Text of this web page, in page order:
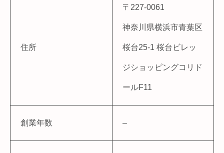
住所
〒227-0061
神奈川県横浜市青葉区
桜台25-1 桜台ビレッ
ジショッピングコリド
ールF11
創業年数 –